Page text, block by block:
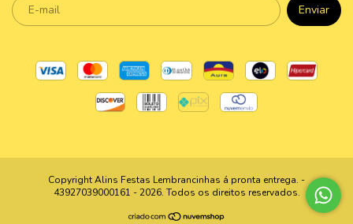
Copyright Alins Festas Lembrancinhas á pronta entrega. -
43927039000161 - 2026. Todos os direitos reservados.